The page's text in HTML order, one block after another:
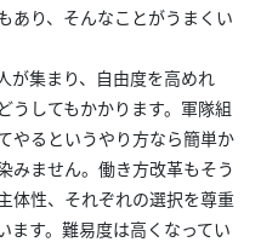
あり、そんなことがうまくい
が集まり、自由度を高めれ
うしてもかかります。軍隊組
やるというやり方なら簡単か
みません。働き方改革もそう
体性、それぞれの選択を尊重
ます。難易度は高くなってい